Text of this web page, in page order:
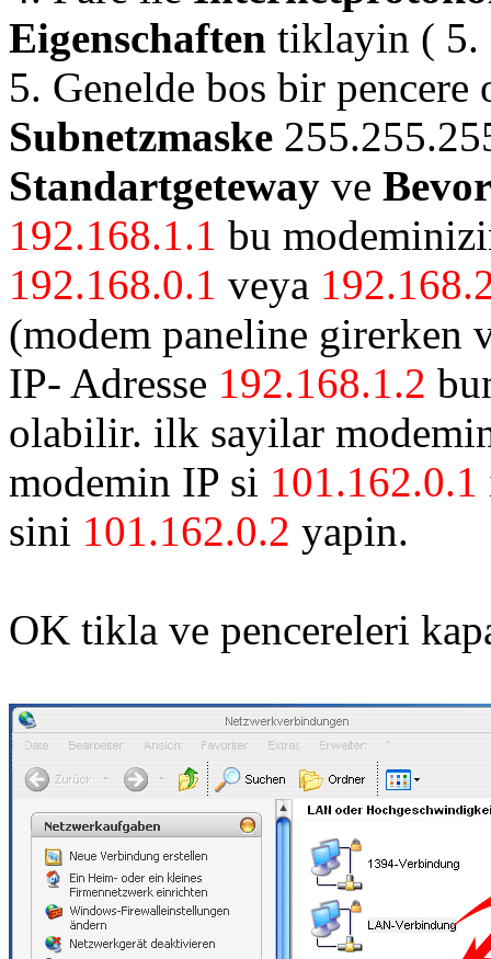
Eigenschaften tiklayin ( 5.
5. Genelde bos bir
Subnetzmaske
Standartgeteway ve
192.168.1.1 bu
192.168.0.1 veya
(modem paneline
IP- Adresse 192.168.1.2
olabilir. ilk sayilar
modemin IP si 101.162.0.1
sini 101.162.0.2 yapin.
OK tikla ve pencereleri